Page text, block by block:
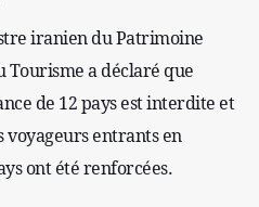
iranien du Patrimoine
a déclaré que
de 12 pays est interdite et
voyageurs entrants en
ont été renforcées.